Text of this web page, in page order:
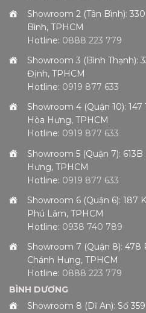
Showroom 2 (Tân Bình):
Bình, TPHCM
Hotline: 0888 223 779
Showroom 3 (Bình Thạnh):
Định, TPHCM
Hotline: 0919 877 633
Showroom 4 (Quận 10):
Hòa Hưng, TPHCM
Hotline: 0919 877 633
Showroom 5 (Quận 7):
Hưng, TPHCM
Hotline: 0919 877 633
Showroom 6 (Quận 6): 187
Phú Lâm, TPHCM
Hotline: 0938 740 789
Showroom 7 (Quận 8): 478
Chánh Hưng, TPHCM
Hotline: 0888 223 779
BÌNH DƯƠNG
Showroom 8 (Dĩ An): Số